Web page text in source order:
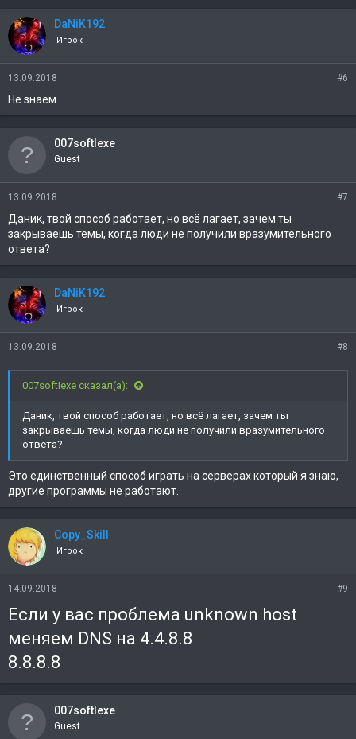
DaNiK192
Игрок
13.09.2018 #6
Не знаем.
007softIexe
Guest
13.09.2018 #7
Даник, твой способ работает, но всё лагает, зачем ты
закрываешь темы, когда люди не получили вразумительного
ответа?
DaNiK192
Игрок
13.09.2018 #8
007softIexe сказал(а):
Даник, твой способ работает, но всё лагает, зачем ты
закрываешь темы, когда люди не получили вразумительного
ответа?
Это единственный способ играть на серверах который я знаю,
другие программы не работают.
Copy_Skill
Игрок
14.09.2018 #9
Если у вас проблема unknown host
меняем DNS на 4.4.8.8
8.8.8.8
007softIexe
Guest